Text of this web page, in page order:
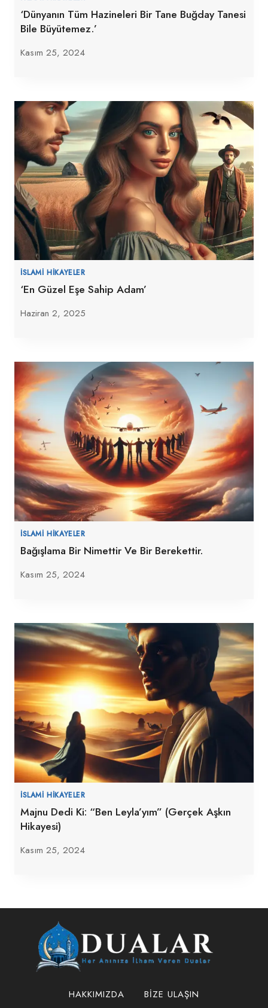
‘Dünyanın Tüm Hazineleri Bir Tane Buğday Tanesi
Bile Büyütemez.’
Kasım 25, 2024
İSLAMI HIKAYELER
‘En Güzel Eşe Sahip Adam’
Haziran 2, 2025
İSLAMI HIKAYELER
Bağışlama Bir Nimettir Ve Bir Berekettir.
Kasım 25, 2024
İSLAMI HIKAYELER
Majnu Dedi Ki: “Ben Leyla’yım” (Gerçek Aşkın
Hikayesi)
Kasım 25, 2024
HAKKIMIZDA
BIZE ULAŞIN